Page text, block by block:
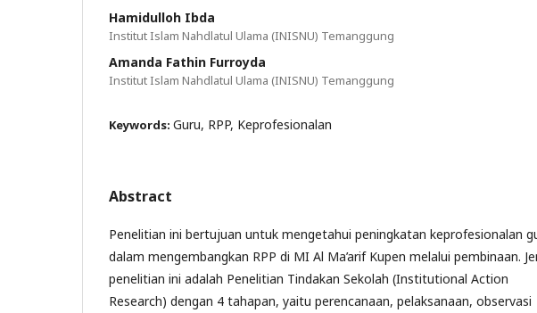
Hamidulloh Ibda
Institut Islam Nahdlatul Ulama (INISNU) Temanggung
Amanda Fathin Furroyda
Institut Islam Nahdlatul Ulama (INISNU) Temanggung
Keywords: Guru, RPP, Keprofesionalan
Abstract
Penelitian ini bertujuan untuk mengetahui peningkatan keprofesionalan
dalam mengembangkan RPP di MI Al Ma’arif Kupen melalui pembinaan.
penelitian ini adalah Penelitian Tindakan Sekolah (Institutional Action
Research) dengan 4 tahapan, yaitu perencanaan, pelaksanaan, observasi